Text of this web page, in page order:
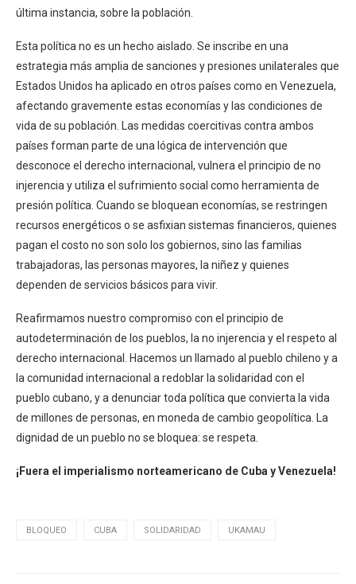
última instancia, sobre la población.
Esta política no es un hecho aislado. Se inscribe en una
estrategia más amplia de sanciones y presiones unilaterales que
Estados Unidos ha aplicado en otros países como en Venezuela,
afectando gravemente estas economías y las condiciones de
vida de su población. Las medidas coercitivas contra ambos
países forman parte de una lógica de intervención que
desconoce el derecho internacional, vulnera el principio de no
injerencia y utiliza el sufrimiento social como herramienta de
presión política. Cuando se bloquean economías, se restringen
recursos energéticos o se asfixian sistemas financieros, quienes
pagan el costo no son solo los gobiernos, sino las familias
trabajadoras, las personas mayores, la niñez y quienes
dependen de servicios básicos para vivir.
Reafirmamos nuestro compromiso con el principio de
autodeterminación de los pueblos, la no injerencia y el respeto al
derecho internacional. Hacemos un llamado al pueblo chileno y a
la comunidad internacional a redoblar la solidaridad con el
pueblo cubano, y a denunciar toda política que convierta la vida
de millones de personas, en moneda de cambio geopolítica. La
dignidad de un pueblo no se bloquea: se respeta.
¡Fuera el imperialismo norteamericano de Cuba y Venezuela!
BLOQUEO CUBA SOLIDARIDAD UKAMAU